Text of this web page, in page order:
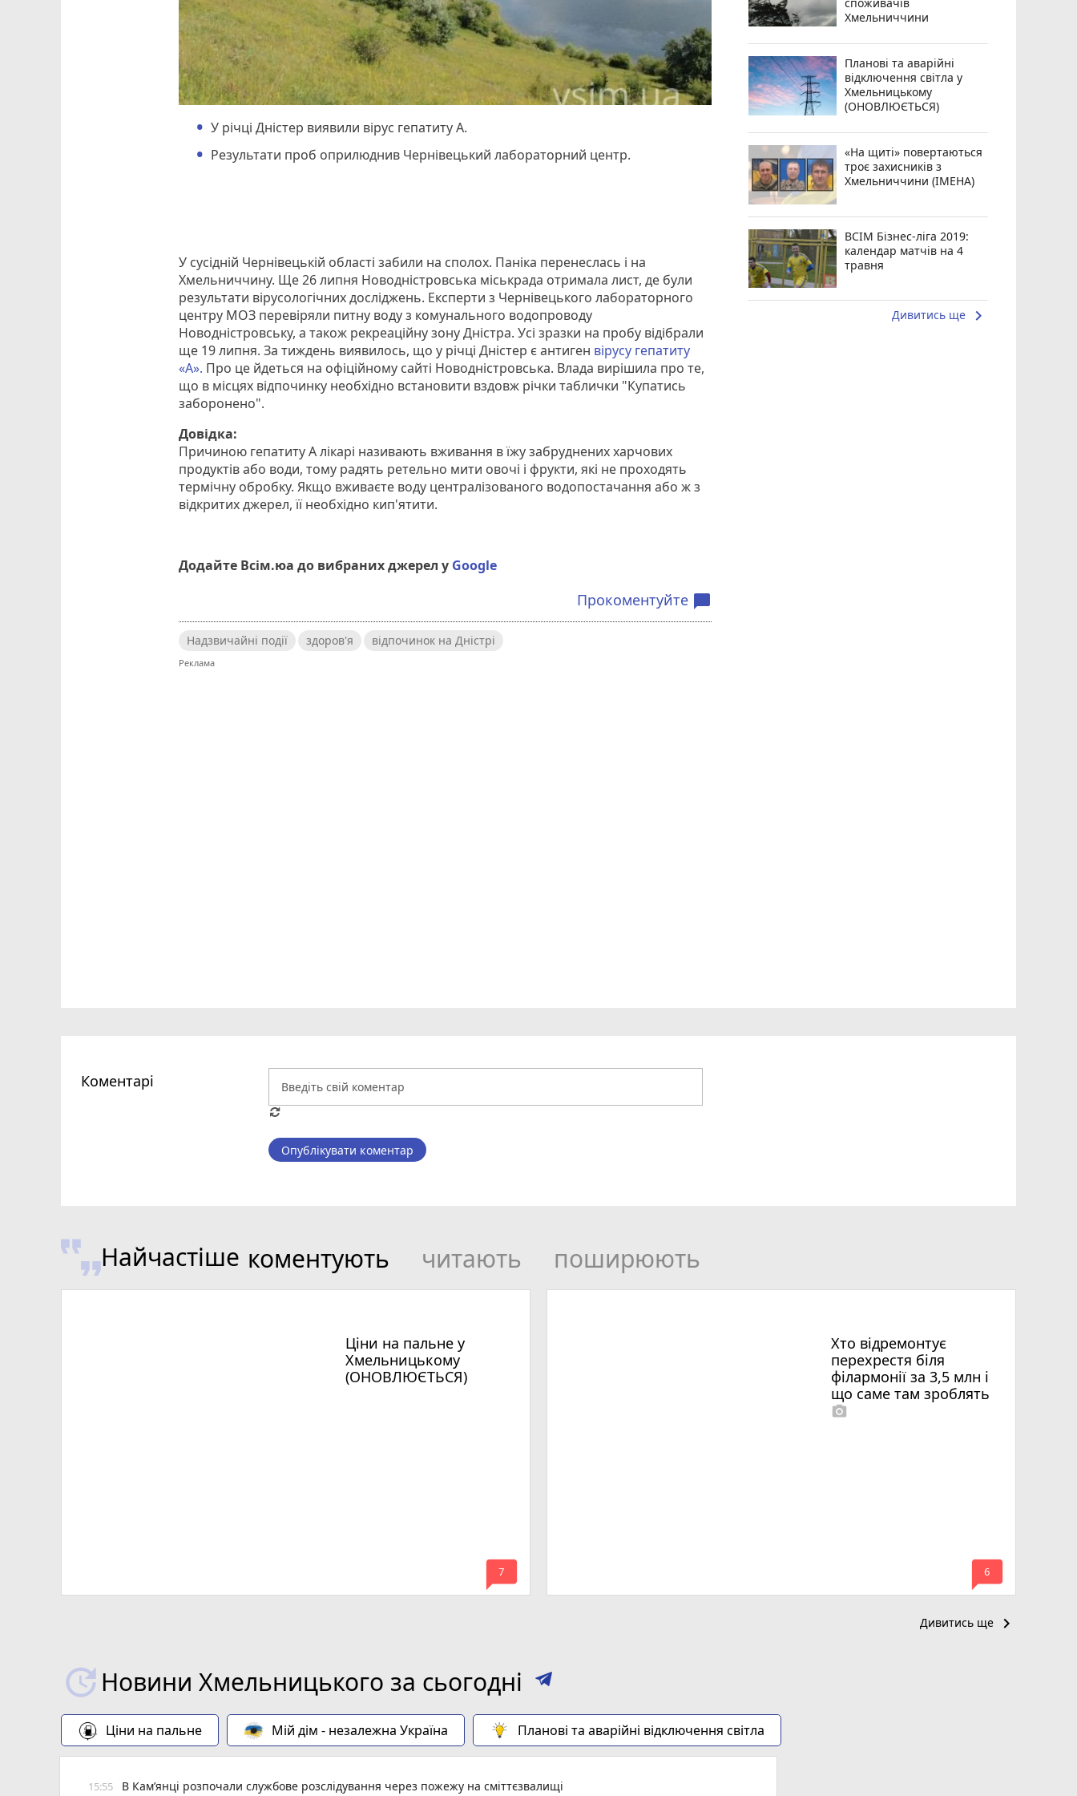
У річці Дністер виявили вірус гепатиту А.
Результати проб оприлюднив Чернівецький лабораторний центр.
У сусідній Чернівецькій області забили на сполох. Паніка перенеслась і на
Хмельниччину. Ще 26 липня Новодністровська міськрада отримала лист, де були
результати вірусологічних досліджень. Експерти з Чернівецького лабораторного
центру МОЗ перевіряли питну воду з комунального водопроводу
Новодністровську, а також рекреаційну зону Дністра. Усі зразки на пробу відібрали
ще 19 липня. За тиждень виявилось, що у річці Дністер є антиген вірусу гепатиту
«А». Про це йдеться на офіційному сайті Новодністровська. Влада вирішила про те,
що в місцях відпочинку необхідно встановити вздовж річки таблички "Купатись
заборонено".
Довідка:
Причиною гепатиту А лікарі називають вживання в їжу забруднених харчових
продуктів або води, тому радять ретельно мити овочі і фрукти, які не проходять
термічну обробку. Якщо вживаєте воду централізованого водопостачання або ж з
відкритих джерел, її необхідно кип'ятити.
Додайте Всім.юа до вибраних джерел у Google
Прокоментуйте chat_bubble
Надзвичайні події здоров'я відпочинок на Дністрі
Хмельниччини
Планові та аварійні
відключення світла у
Хмельницькому
(ОНОВЛЮЄТЬСЯ)
«На щиті» повертаються
троє захисників з
Хмельниччини (ІМЕНА)
ВСІМ Бізнес-ліга 2019:
календар матчів на 4
травня
Дивитись ще keyboard_arrow_right
Коментарі
Опублікувати коментар
Найчастіше коментують читають поширюють
Ціни на пальне у
Хмельницькому
(ОНОВЛЮЄТЬСЯ)
mode_comment
7
Хто відремонтує
перехрестя біля
філармонії за 3,5 млн і
що саме там зроблять
photo_camera
mode_comment
6
Дивитись ще keyboard_arrow_right
Новини Хмельницького за сьогодні
Ціни на пальне Мій дім - незалежна Україна Планові та аварійні відключення світла
15:55 В Кам’янці розпочали службове розслідування через пожежу на сміттєзвалищі